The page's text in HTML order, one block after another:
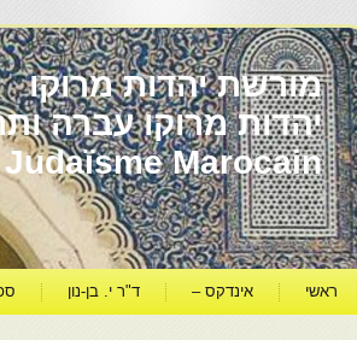
מורשת יהדות מרוקו
Marocain
ראשי אינדקס – ד"ר י. בן-נון